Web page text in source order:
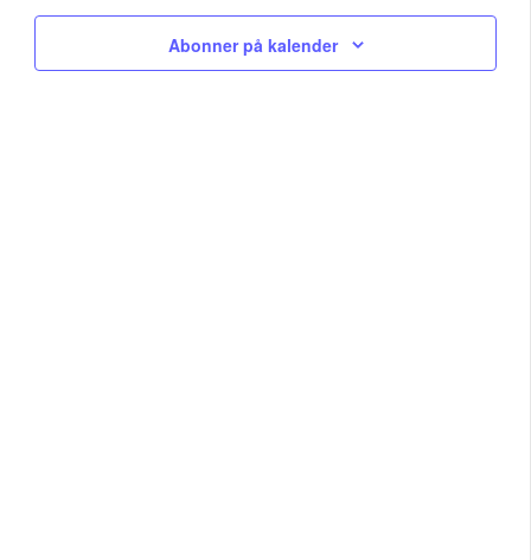
and
Abonner på kalender